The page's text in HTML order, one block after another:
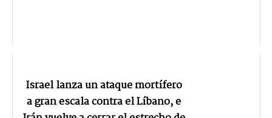
Israel lanza un ataque mortífero
a gran escala contra el Líbano, e